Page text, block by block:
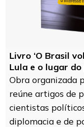
Livro ‘O Brasil
Lula e o lugar
Obra organizada
reúne artigos de
cientistas
diplomacia e de